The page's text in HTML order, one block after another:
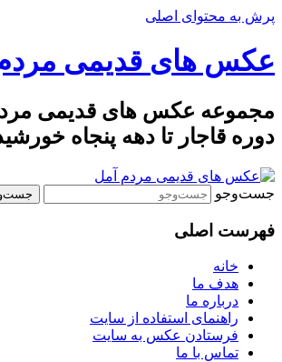
پرش به محتوای اصلی
عکس های قدیمی
مجموعه عکس های قدیمی
دوره قاجار تا دهه پنجاه
جست‌وجو
فهرست اصلی
خانه
هدف ما
درباره ما
راهنمای استفاده از سایت
فرستادن عکس به سایت
تماس با ما